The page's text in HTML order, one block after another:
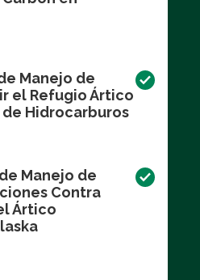
Manejo de
el Refugio Ártico
Hidrocarburos
Manejo de
Contra
Ártico